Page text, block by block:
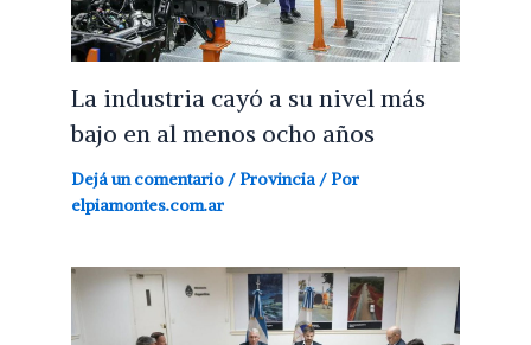
La industria cayó a su nivel más
bajo en al menos ocho años
Dejá un comentario /Provincia / Por
elpiamontes.com.ar